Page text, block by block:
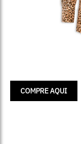
COMPRE AQUI